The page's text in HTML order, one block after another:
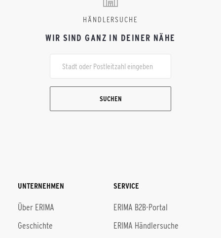
HÄNDLERSUCHE
WIR SIND GANZ IN DEINER NÄHE
SUCHEN
UNTERNEHMEN
Über ERIMA
Geschichte
SERVICE
ERIMA B2B-Portal
ERIMA Händlersuche